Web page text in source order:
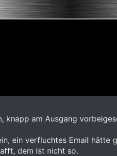
knapp am Ausgang
ein verfluchtes Email hätte
dem ist nicht so.